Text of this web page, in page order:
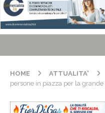
HOME ATTUALITA'
persone in piazza per la grande